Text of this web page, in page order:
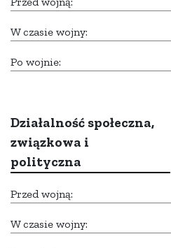
W czasie wojny:
Po wojnie:
Działalność społeczna,
związkowa i
polityczna
Przed wojną:
W czasie wojny: